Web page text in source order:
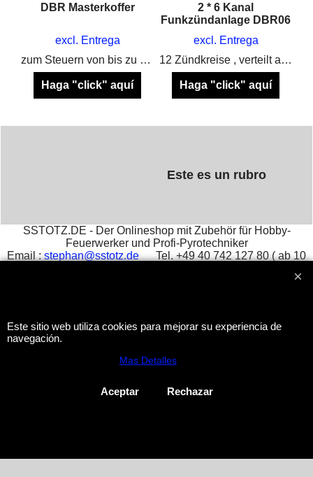
DBR Masterkoffer
excl. Entrega
zum Steuern von bis zu 1200 Zündkreise mit dem DBR System von Happy Fireworks
Haga "click" aquí
2 * 6 Kanal
Funkzündanlage DBR06
excl. Entrega
12 Zündkreise , verteilt auf 2 Module.
Haga "click" aquí
Este es un rubro
SSTOTZ.DE - Der Onlineshop mit Zubehör für Hobby-
Feuerwerker und Profi-Pyrotechniker
Email :stephan@sstotz.deTel. +49 40 742 127 80 ( ab 10
ShopFactory eCommerce
Este sitio web utiliza cookies para mejorar su experiencia de
navegación.
Mas Detalles
Aceptar Rechazar